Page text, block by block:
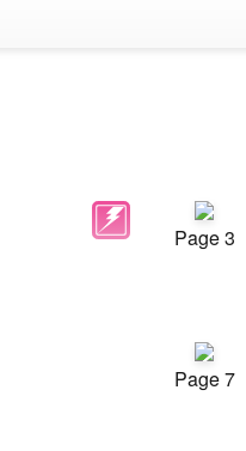
Page 3
Page 7